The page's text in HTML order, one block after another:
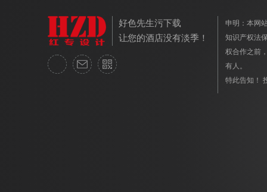
好色先生污下载
让您的酒店没有淡季！
申明：本
知识产权法保
权合作之前
有人。
特此告知！